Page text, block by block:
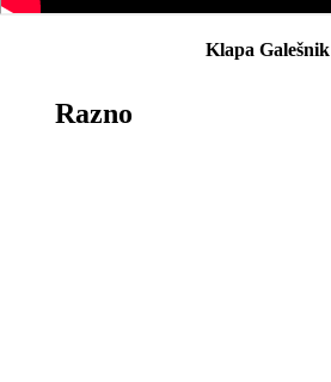
Klapa Galešnik
Razno